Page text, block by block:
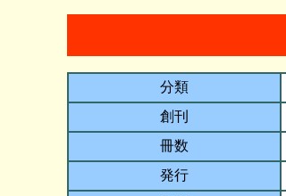
分類
創刊
冊数
発行